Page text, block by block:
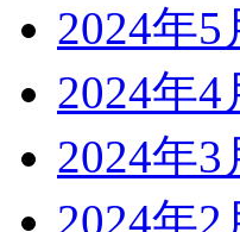
2024年5
2024年4
2024年3
2024年2